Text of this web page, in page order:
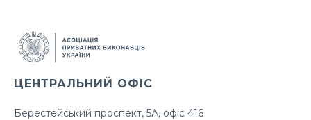
ЦЕНТРАЛЬНИЙ ОФІС
Берестейський проспект, 5А, офіс 416